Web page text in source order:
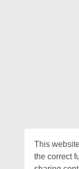
This
the correct